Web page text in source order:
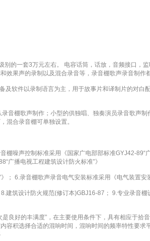
的一套3万元左右。 电容话筒，话放，音频接口
效果声的录制以及混合录音等，录音棚歌声录音制作
软件以录制语言为主，用于故事片和译制片的对
棚歌声制作；小型的供独唱、独奏演员录音歌声
混合录音棚可单独设置。
噪声控制标准采用《国家广电部部标准GYJ42-
广播电视工程建筑设计防火标准”》
； 6.录音棚歌声录音电气安装标准采用《电气装置
筑设计防火规范(修订本)GBJ16-87； 9.专业录音
良好的丰满度”，在主要使用条件下，具有相应于
积选择合适的混响时间，混响时间的频率特性要